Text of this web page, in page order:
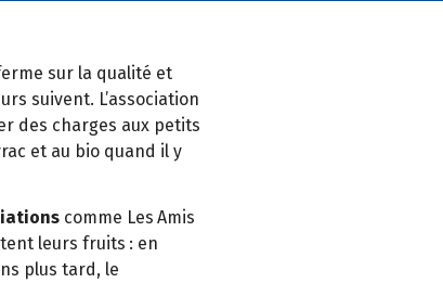
sur la qualité et
suivent. L’association
des charges aux petits
et au bio quand il y
comme Les Amis
leurs fruits : en
plus tard, le